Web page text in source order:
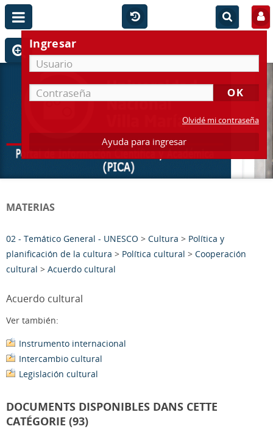
Ingresar
Olvidé mi contraseña
Ayuda para ingresar
MATERIAS
02 - Temático General - UNESCO > Cultura > Política y
planificación de la cultura > Política cultural > Cooperación
cultural > Acuerdo cultural
Acuerdo cultural
Ver también:
Instrumento internacional
Intercambio cultural
Legislación cultural
DOCUMENTS DISPONIBLES DANS CETTE
CATÉGORIE (93)